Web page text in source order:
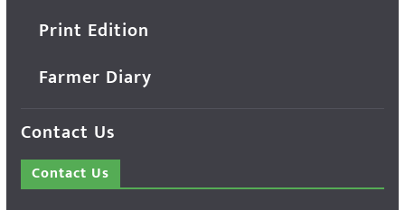
Print Edition
Farmer Diary
Contact Us
Contact Us